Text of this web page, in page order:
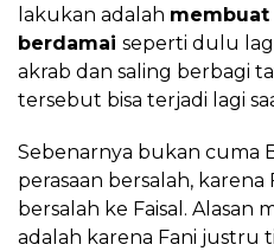
lakukan adalah membuat
berdamai seperti dulu
akrab dan saling berbagi
tersebut bisa terjadi lagi
Sebenarnya bukan cuma
perasaan bersalah,
bersalah ke Faisal. Alasan
adalah karena Fani justru